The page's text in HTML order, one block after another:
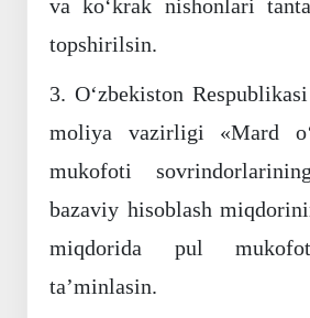
va ko‘krak nishonlari
topshirilsin.
3. O‘zbekiston
moliya vazirligi «Mard
mukofoti
bazaviy hisoblash
miqdorida pul
ta’minlasin.